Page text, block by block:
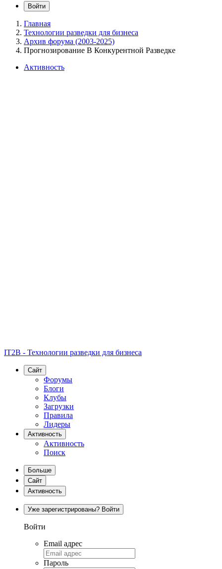
Войти
Главная
Технологии разведки для бизнеса
Архив форума (2003-2025)
Прогнозирование В Конкурентной Разведке
Активность
IT2B - Технологии разведки для бизнеса
Сайт
Форумы
Блоги
Клубы
Загрузки
Правила
Лидеры
Активность
Активность
Поиск
Больше
Сайт
Активность
Уже зарегистрированы? Войти
Войти
Email адрес
Пароль